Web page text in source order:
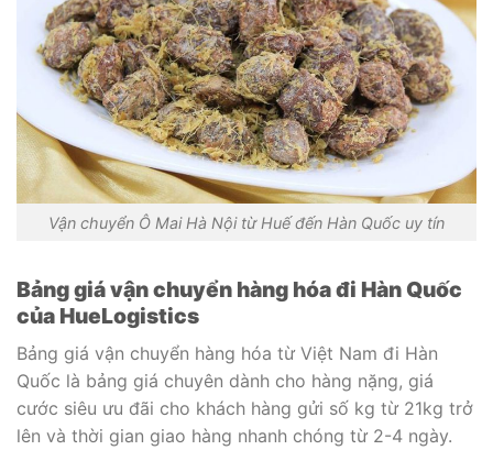
Vận chuyển Ô Mai Hà Nội từ Huế đến Hàn Quốc uy tín
Bảng giá vận chuyển hàng hóa đi Hàn Quốc
của HueLogistics
Bảng giá vận chuyển hàng hóa từ Việt Nam đi Hàn
Quốc là bảng giá chuyên dành cho hàng nặng, giá
cước siêu ưu đãi cho khách hàng gửi số kg từ 21kg trở
lên và thời gian giao hàng nhanh chóng từ 2-4 ngày.